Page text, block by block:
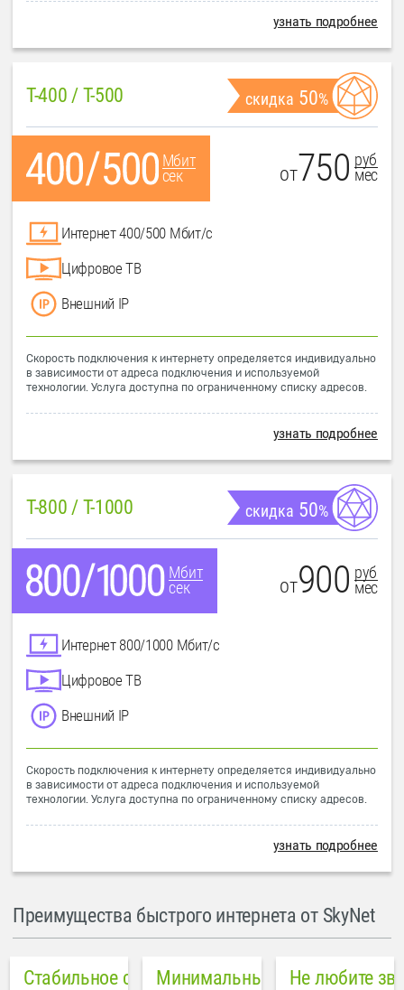
узнать подробнее
T-400 / T-500 скидка 50%
Мбит
сек
от750 руб
мес
Интернет 400/500 Мбит/с
Цифровое ТВ
Внешний IP
Скорость подключения к интернету определяется индивидуально
в зависимости от адреса подключения и используемой
технологии. Услуга доступна по ограниченному списку адресов.
узнать подробнее
T-800 / T-1000 скидка 50%
Мбит
сек
от900 руб
мес
Интернет 800/1000 Мбит/с
Цифровое ТВ
Внешний IP
Скорость подключения к интернету определяется индивидуально
в зависимости от адреса подключения и используемой
технологии. Услуга доступна по ограниченному списку адресов.
узнать подробнее
Преимущества быстрого интернета от SkyNet
Стабильное соединениеМинимальный пинг в городе
Не любите